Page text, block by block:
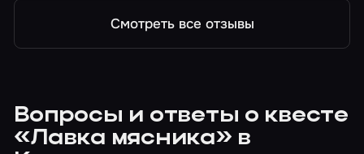
Смотреть все отзывы
Вопросы и ответы о квесте
«Лавка мясника» в